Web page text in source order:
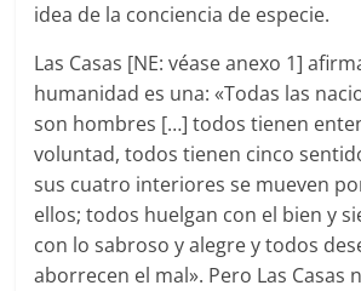
idea de la conciencia de especie.
Las Casas [NE: véase anexo 1]
humanidad es una: «Todas las
son hombres […] todos tienen
voluntad, todos tienen cinco
sus cuatro interiores se mueven
ellos; todos huelgan con el bien y
con lo sabroso y alegre y todos
aborrecen el mal». Pero Las Casas